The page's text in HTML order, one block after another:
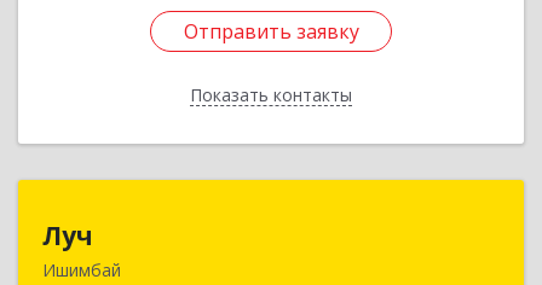
Отправить заявку
Показать контакты
Отправить заявку
Назад
Луч
Ишимбай
453215, Башкортостан Респ, Ишимбайский р-н,